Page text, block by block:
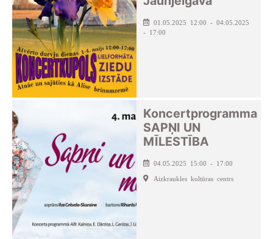
01.05.2025 12:00 - 04.05.2025
- 17:00
Koncertprogramma
SAPŅI UN
MĪLESTĪBA
04.05.2025 15:00 - 17:00
Aizkraukles kultūras centrs